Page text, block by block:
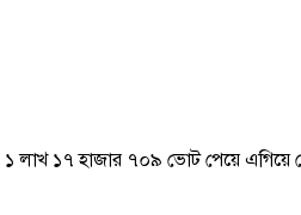
১ লাখ ১৭ হাজার ৭০৯ ভোট পেয়ে